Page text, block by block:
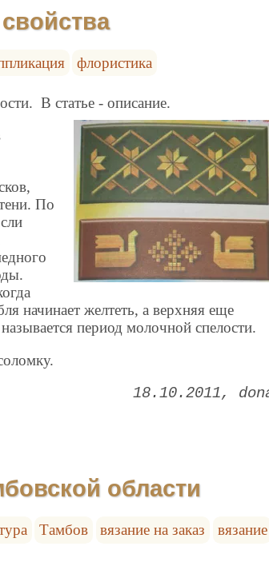
флористика
В статье - описание.
По
начинает желтеть, а верхняя еще
период молочной спелости.
18.10.2011
области
Тамбов вязание на заказ
вязание